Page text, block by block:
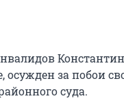
Константин
за побои
суда.